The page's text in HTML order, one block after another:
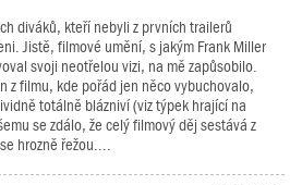
diváků, kteří nebyli z prvních trailerů
Jistě, filmové umění, s jakým Frank Miller
svoji neotřelou vizi, na mě zapůsobilo.
z filmu, kde pořád jen něco vybuchovalo,
totálně blázniví (viz týpek hrající na
se zdálo, že celý filmový děj sestává z
hrozně řežou....